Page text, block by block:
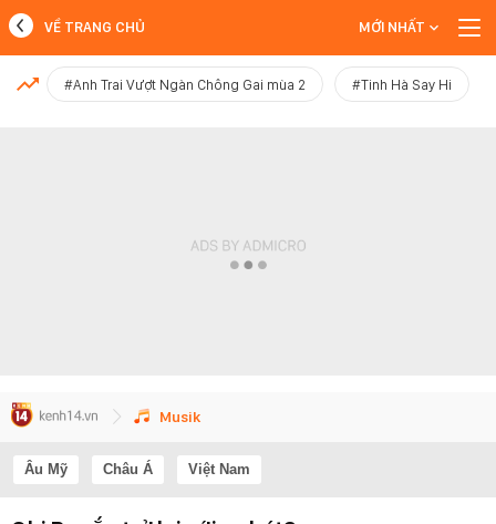
MỚI NHẤT
VỀ TRANG CHỦ MỚI NHẤT
#Anh Trai Vượt Ngàn Chông Gai mùa 2 #Tinh Hà Say Hi
Musik
Âu Mỹ Châu Á Việt Nam